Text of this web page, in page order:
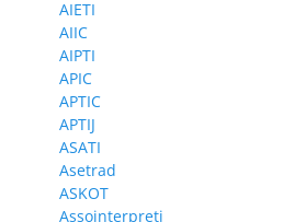
AIETI
AIIC
AIPTI
APIC
APTIC
APTIJ
ASATI
Asetrad
ASKOT
Assointerpreti